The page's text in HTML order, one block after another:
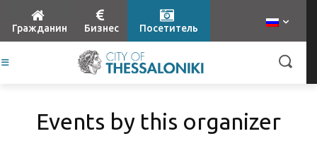
Гражданин Бизнес Посетитель
Events by this organizer